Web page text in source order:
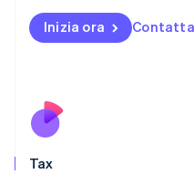
Inizia ora
Tax
Messico
EspañolEnglish
English
Paesi Bassi